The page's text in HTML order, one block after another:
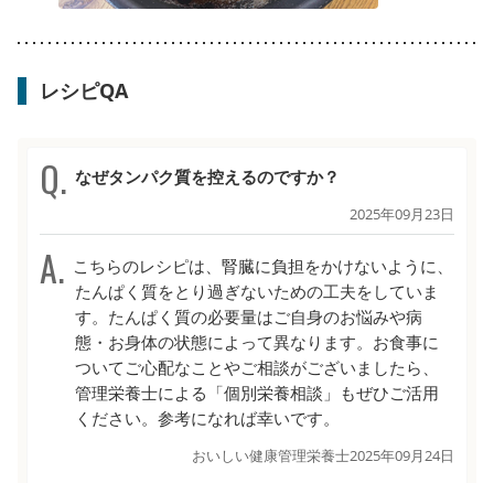
レシピQA
なぜタンパク質を控えるのですか？
2025年09月23日
こちらのレシピは、腎臓に負担をかけないように、
たんぱく質をとり過ぎないための工夫をしていま
す。たんぱく質の必要量はご自身のお悩みや病
態・お身体の状態によって異なります。お食事に
ついてご心配なことやご相談がございましたら、
管理栄養士による「個別栄養相談」もぜひご活用
ください。参考になれば幸いです。
おいしい健康管理栄養士2025年09月24日